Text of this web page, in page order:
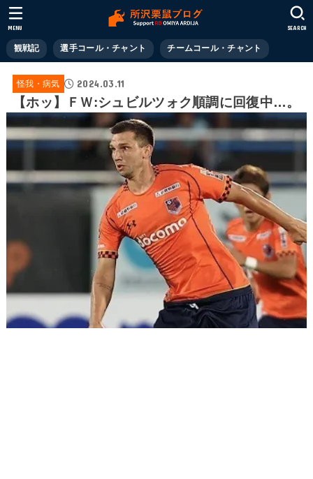
観戦記 選手コール・チャント チームコール・チャント
SEARCH
MENU
怪我・病気 2024.03.11
【ホッ】ＦＷ:シュビルツォク順調に回復中…。